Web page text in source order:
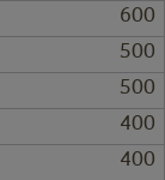
600
500
500
400
400